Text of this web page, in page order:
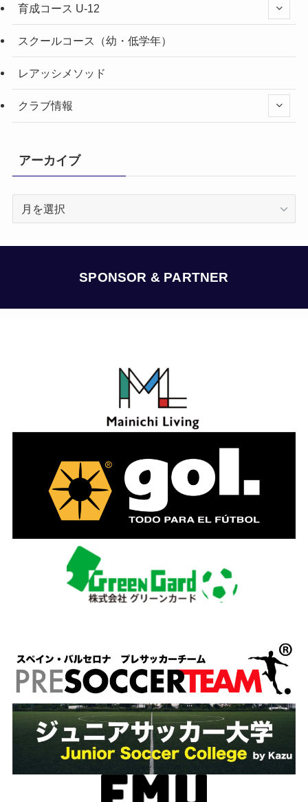
育成コース U-12
スクールコース（幼・低学年）
レアッシメソッド
クラブ情報
アーカイブ
SPONSOR & PARTNER